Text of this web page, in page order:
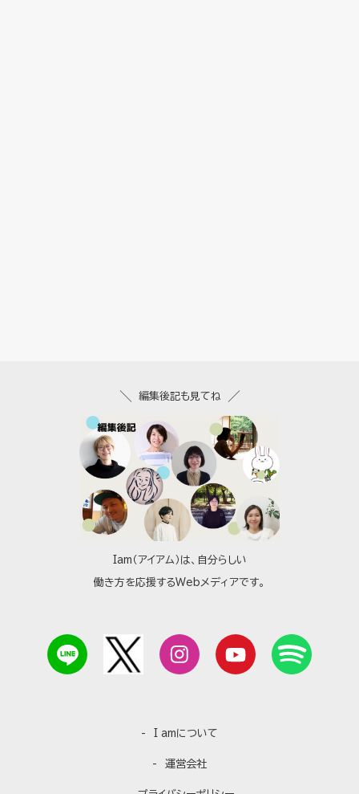
Iam（アイアム）は、自分らしい
働き方を応援するWebメディアです。
I amについて
運営会社
編集後記も見てね